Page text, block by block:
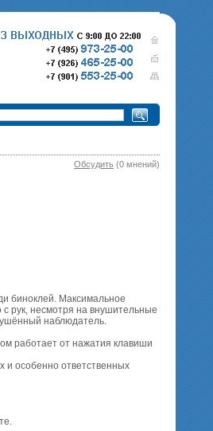
•
Обсудить (0 мнений)
биноклей. Максимальное
рук, несмотря на внушительные
наблюдатель.
работает от нажатия клавиши
и особенно ответственных